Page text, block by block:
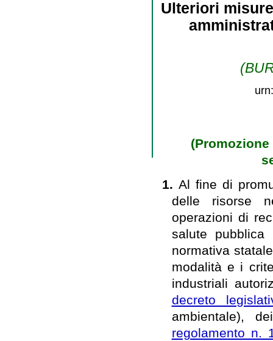
Ulteriori
1.Al fine di
delle risorse
operazioni di
salute
normativa
modalità e i
industriali
decreto
ambientale),
regolamento n.